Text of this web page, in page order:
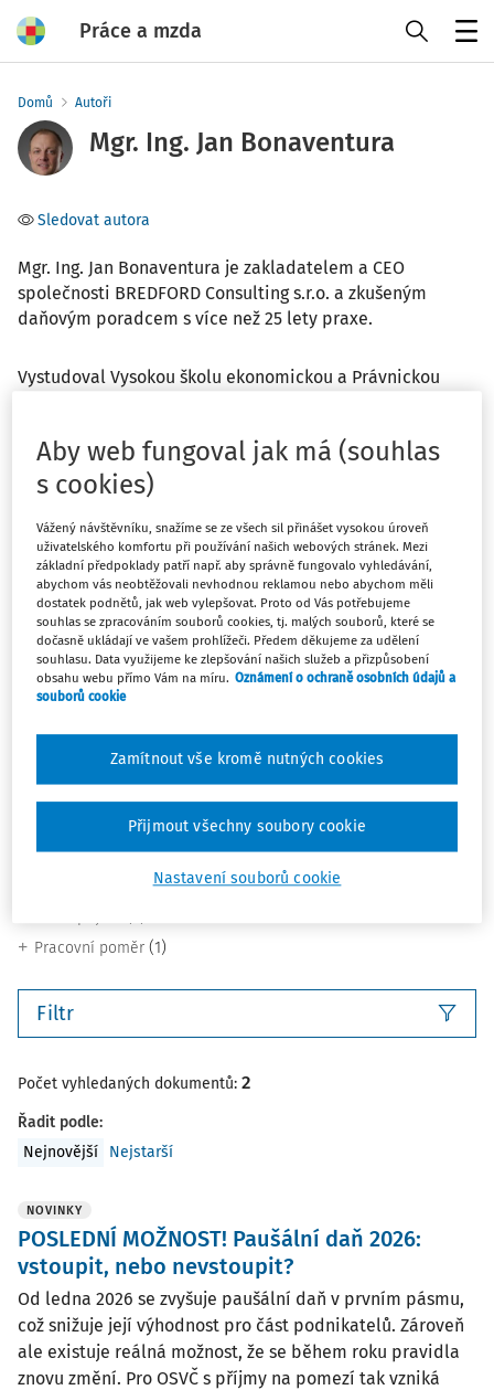
Práce a mzda
Domů Autoři
Mgr. Ing. Jan Bonaventura
Sledovat autora
Mgr. Ing. Jan Bonaventura je zakladatelem a CEO
společnosti BREDFORD Consulting s.r.o. a zkušeným
daňovým poradcem s více než 25 lety praxe.
Vystudoval Vysokou školu ekonomickou a Právnickou
na legální optimalizaci daňových povinností a
komplexním poradenství v oblasti daní.
Dlouhodobě vyjadřuje k odborným i veřejně
diskutovaným tématům na pomezí daní, práva,
podnikání a marketingu. Jeho silnou stránkou je
schopnost vysvětlit i složitá daňová témata
srozumitelně, věcně a s důrazem na praktické dopady.
Je zapsaný v Komoře daňových poradců České republiky
společnosti BREDFORD Consulting, s.r.o., která se
specializuje na poskytování daňového poradenství,
finančního a mzdového účetnictví, a dalších souvisejících
Pracovní poměr (1)
Filtr
Počet vyhledaných dokumentů: 2
Řadit podle:
Nejnovější
Nejstarší
NOVINKY
POSLEDNÍ MOŽNOST! Paušální daň 2026:
vstoupit, nebo nevstoupit?
Od ledna 2026 se zvyšuje paušální daň v prvním pásmu,
což snižuje její výhodnost pro část podnikatelů. Zároveň
ale existuje reálná možnost, že se během roku pravidla
znovu změní. Pro OSVČ s příjmy na pomezí tak vzniká
Aby web fungoval jak má (souhlas
s cookies)
Vážený návštěvníku, snažíme se ze všech sil přinášet vysokou úroveň
uživatelského komfortu při používání našich webových stránek. Mezi
základní předpoklady patří např. aby správně fungovalo vyhledávání,
abychom vás neobtěžovali nevhodnou reklamou nebo abychom měli
dostatek podnětů, jak web vylepšovat. Proto od Vás potřebujeme
souhlas se zpracováním souborů cookies, tj. malých souborů, které se
dočasně ukládají ve vašem prohlížeči. Předem děkujeme za udělení
souhlasu. Data využijeme ke zlepšování našich služeb a přizpůsobení
obsahu webu přímo Vám na míru. Oznámení o ochraně osobních údajů a
souborů cookie
Nastavení souborů cookie
Zamítnout vše kromě nutných cookies
Přijmout všechny soubory cookie